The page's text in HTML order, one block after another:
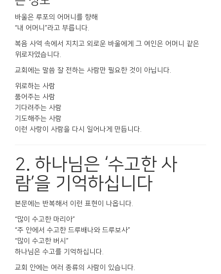
바울은 루포의 어머니를 향해
“내 어머니”라고 부릅니다.
복음 사역 속에서 지치고 외로운 바울에게 그 여인은 어머니 같은
위로자였습니다.
교회에는 말씀 잘 전하는 사람만 필요한 것이 아닙니다.
위로하는 사람
품어주는 사람
기다려주는 사람
기도해주는 사람
이런 사랑이 사람을 다시 일어나게 만듭니다.
2. 하나님은 ‘수고한 사
람’을 기억하십니다
본문에는 반복해서 이런 표현이 나옵니다.
“많이 수고한 마리아”
“주 안에서 수고한 드루배나와 드루보사”
“많이 수고한 버시”
하나님은 수고를 기억하십니다.
교회 안에는 여러 종류의 사람이 있습니다.